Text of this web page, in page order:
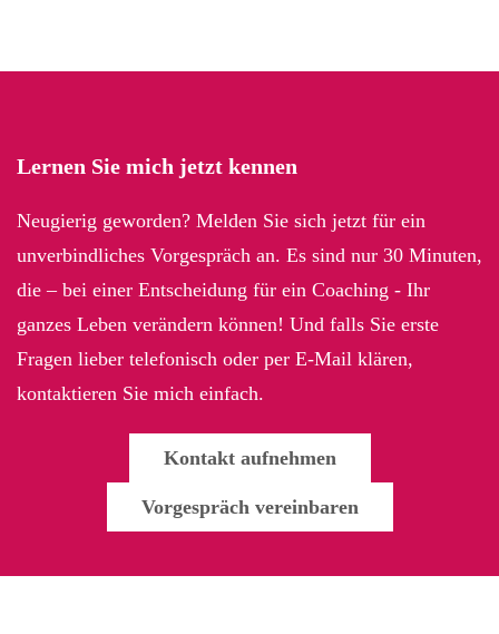
Lernen Sie mich jetzt kennen
Neugierig geworden? Melden Sie sich jetzt für ein
unverbindliches Vorgespräch an. Es sind nur 30 Minuten,
die – bei einer Entscheidung für ein Coaching - Ihr
ganzes Leben verändern können! Und falls Sie erste
Fragen lieber telefonisch oder per E-Mail klären,
kontaktieren Sie mich einfach.
Kontakt aufnehmen
Vorgespräch vereinbaren